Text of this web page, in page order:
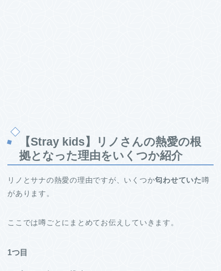
【Stray kids】リノさんの熱愛の根
拠となった理由をいくつか紹介
リノとサナの熱愛の理由ですが、いくつか匂わせていた噂
があります。
ここでは噂ごとにまとめてお伝えしていきます。
1つ目